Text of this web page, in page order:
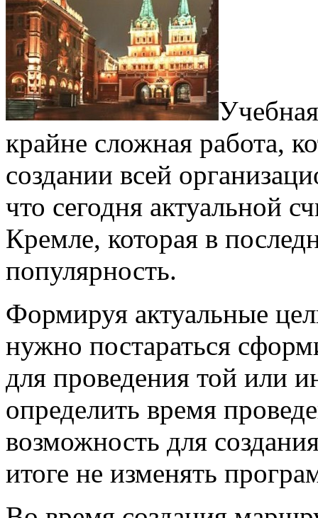
крайне сложная работа,
создании всей
что сегодня актуальной
Кремле, которая в
популярность.
Формируя актуальные
нужно постараться
для проведения той или
определить время
возможность для
итоге не изменять